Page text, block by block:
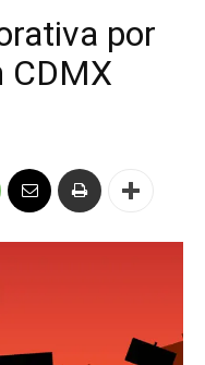
por
CDMX